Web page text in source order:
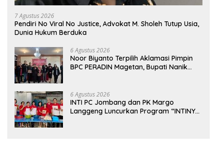
7 Agustus 2026
Pendiri No Viral No Justice, Advokat M. Sholeh Tutup Usia,
Dunia Hukum Berduka
6 Agustus 2026
Noor Biyanto Terpilih Aklamasi Pimpin
BPC PERADIN Magetan, Bupati Nanik
6 Agustus 2026
INTI PC Jombang dan PK Margo
Langgeng Luncurkan Program “INTINYA